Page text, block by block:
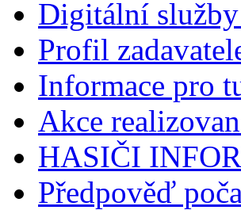
Digitální služby
Profil
Informace pro
Akce
HASIČI
Předpověď